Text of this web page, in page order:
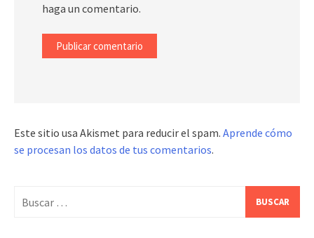
haga un comentario.
Este sitio usa Akismet para reducir el spam. Aprende cómo
se procesan los datos de tus comentarios.